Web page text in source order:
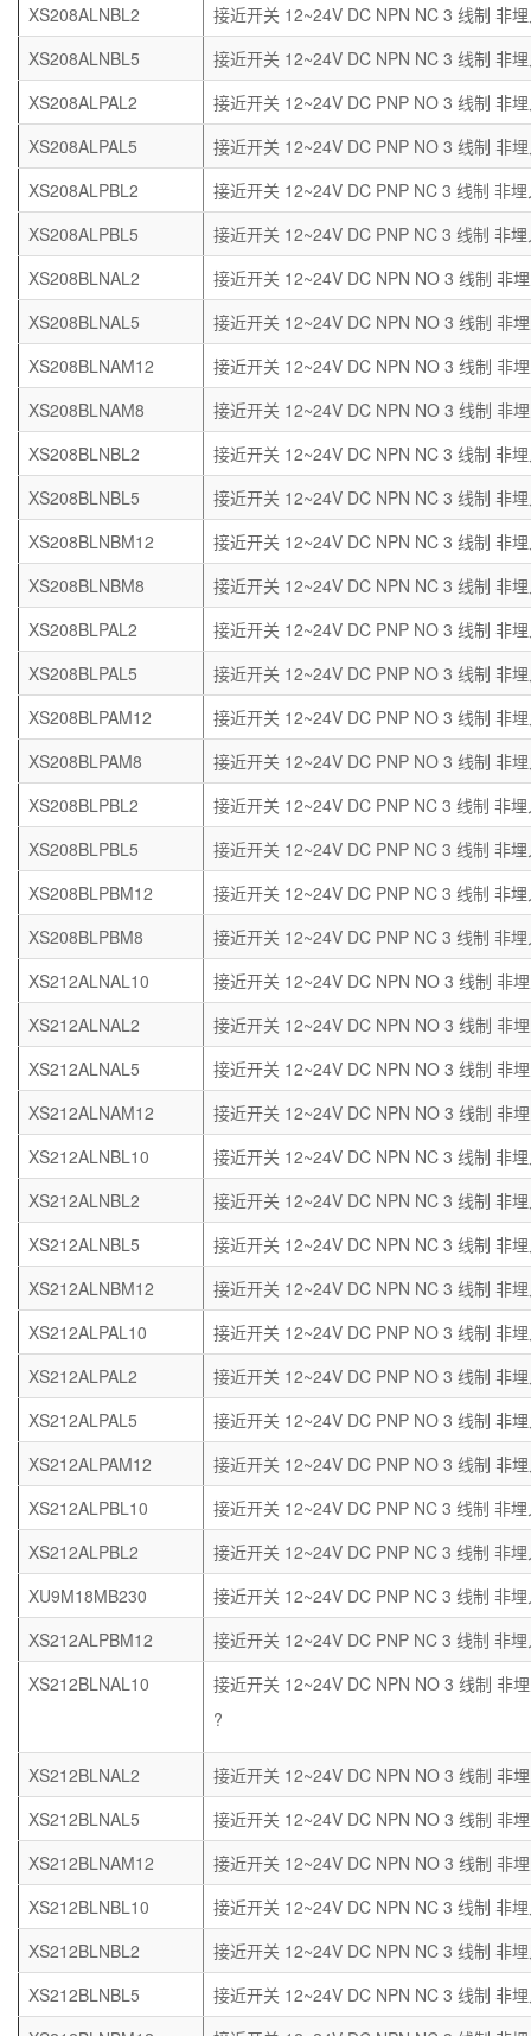
XS208ALNBL2
接近开关 12~24V DC NPN NC 3 线制 非
XS208ALNBL5
接近开关 12~24V DC NPN NC 3 线制 非
XS208ALPAL2
接近开关 12~24V DC PNP NO 3 线制 非
XS208ALPAL5
接近开关 12~24V DC PNP NO 3 线制 非
XS208ALPBL2
接近开关 12~24V DC PNP NC 3 线制 非
XS208ALPBL5
接近开关 12~24V DC PNP NC 3 线制 非
XS208BLNAL2
接近开关 12~24V DC NPN NO 3 线制 非
XS208BLNAL5
接近开关 12~24V DC NPN NO 3 线制 非
XS208BLNAM12
接近开关 12~24V DC NPN NO 3 线制 非
XS208BLNAM8
接近开关 12~24V DC NPN NO 3 线制 非
XS208BLNBL2
接近开关 12~24V DC NPN NC 3 线制 非
XS208BLNBL5
接近开关 12~24V DC NPN NC 3 线制 非
XS208BLNBM12
接近开关 12~24V DC NPN NC 3 线制 非
XS208BLNBM8
接近开关 12~24V DC NPN NC 3 线制 非
XS208BLPAL2
接近开关 12~24V DC PNP NO 3 线制 非
XS208BLPAL5
接近开关 12~24V DC PNP NO 3 线制 非
XS208BLPAM12
接近开关 12~24V DC PNP NO 3 线制 非
XS208BLPAM8
接近开关 12~24V DC PNP NO 3 线制 非
XS208BLPBL2
接近开关 12~24V DC PNP NC 3 线制 非
XS208BLPBL5
接近开关 12~24V DC PNP NC 3 线制 非
XS208BLPBM12
接近开关 12~24V DC PNP NC 3 线制 非
XS208BLPBM8
接近开关 12~24V DC PNP NC 3 线制 非
XS212ALNAL10
接近开关 12~24V DC NPN NO 3 线制 非
XS212ALNAL2
接近开关 12~24V DC NPN NO 3 线制 非
XS212ALNAL5
接近开关 12~24V DC NPN NO 3 线制 非
XS212ALNAM12
接近开关 12~24V DC NPN NO 3 线制 非
XS212ALNBL10
接近开关 12~24V DC NPN NC 3 线制 非
XS212ALNBL2
接近开关 12~24V DC NPN NC 3 线制 非
XS212ALNBL5
接近开关 12~24V DC NPN NC 3 线制 非
XS212ALNBM12
接近开关 12~24V DC NPN NC 3 线制 非
XS212ALPAL10
接近开关 12~24V DC PNP NO 3 线制 非
XS212ALPAL2
接近开关 12~24V DC PNP NO 3 线制 非
XS212ALPAL5
接近开关 12~24V DC PNP NO 3 线制 非
XS212ALPAM12
接近开关 12~24V DC PNP NO 3 线制 非
XS212ALPBL10
接近开关 12~24V DC PNP NC 3 线制 非
XS212ALPBL2
接近开关 12~24V DC PNP NC 3 线制 非
XU9M18MB230
接近开关 12~24V DC PNP NC 3 线制 非
XS212ALPBM12
接近开关 12~24V DC PNP NC 3 线制 非
XS212BLNAL10
接近开关 12~24V DC NPN NO 3 线制 非
?
XS212BLNAL2
接近开关 12~24V DC NPN NO 3 线制 非
XS212BLNAL5
接近开关 12~24V DC NPN NO 3 线制 非
XS212BLNAM12
接近开关 12~24V DC NPN NO 3 线制 非
XS212BLNBL10
接近开关 12~24V DC NPN NC 3 线制 非
XS212BLNBL2
接近开关 12~24V DC NPN NC 3 线制 非
XS212BLNBL5
接近开关 12~24V DC NPN NC 3 线制 非